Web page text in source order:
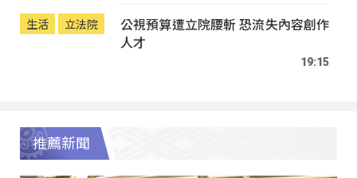
生活 立法院
公視預算遭立院腰斬 恐流失內容創作
人才
19:15
推薦新聞